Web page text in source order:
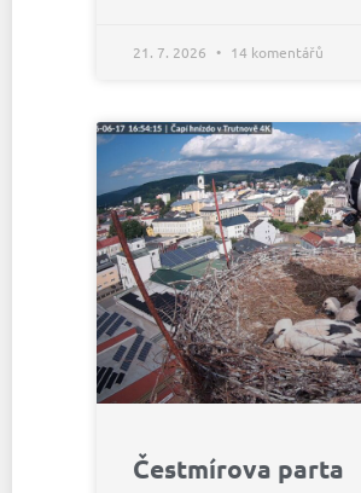
21. 7. 2026 14 komentářů
Čestmírova parta